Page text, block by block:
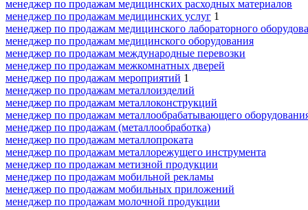
менеджер по продажам медицинских расходных материалов
менеджер по продажам медицинских услуг 1
менеджер по продажам медицинского лабораторного
менеджер по продажам медицинского оборудования
менеджер по продажам международные перевозки
менеджер по продажам межкомнатных дверей
менеджер по продажам мероприятий 1
менеджер по продажам металлоизделий
менеджер по продажам металлоконструкций
менеджер по продажам металлообрабатывающего
менеджер по продажам (металлообработка)
менеджер по продажам металлопроката
менеджер по продажам металлорежущего инструмента
менеджер по продажам метизной продукции
менеджер по продажам мобильной рекламы
менеджер по продажам мобильных приложений
менеджер по продажам молочной продукции